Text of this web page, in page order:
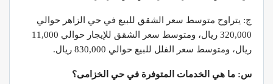
ج: يتراوح متوسط سعر الشقق للبيع في حي الزاهر حوالي
320,000 ريال، ومتوسط سعر الشقق للإيجار حوالي 11,000
ريال، ومتوسط سعر الفلل للبيع حوالي 830,000 ريال.
س: ما هي الخدمات المتوفرة في حي الخزامى؟